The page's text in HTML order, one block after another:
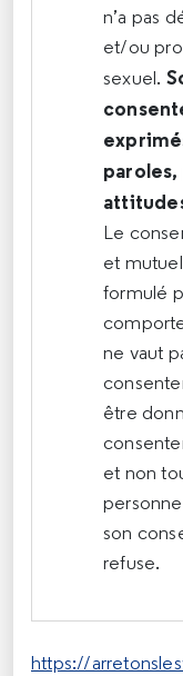
n’a pas
et/ou
sexuel.
Le
et
formulé
ne vaut
être
et non
son
refuse.
https://